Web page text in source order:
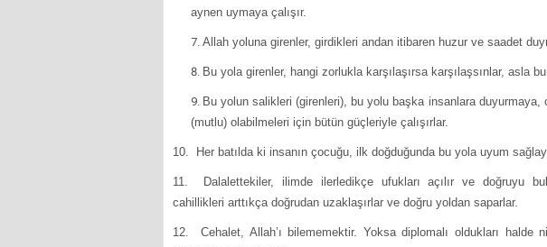
aynen uymaya çalışır.
Allah yoluna girenler, girdikleri andan itibaren huzur ve saadet
Bu yola girenler, hangi zorlukla karşılaşırsa karşılaşsınlar, asla
Bu yolun salikleri (girenleri), bu yolu başka insanlara duyurmaya,
(mutlu) olabilmeleri için bütün güçleriyle çalışırlar.
10. Her batılda ki insanın çocuğu, ilk doğduğunda bu yola uyum
11. Dalalettekiler, ilimde ilerledikçe ufukları açılır ve doğruyu
cahillikleri arttıkça doğrudan uzaklaşırlar ve doğru yoldan saparlar.
12. Cehalet, Allah’ı bilememektir. Yoksa diplomalı oldukları halde